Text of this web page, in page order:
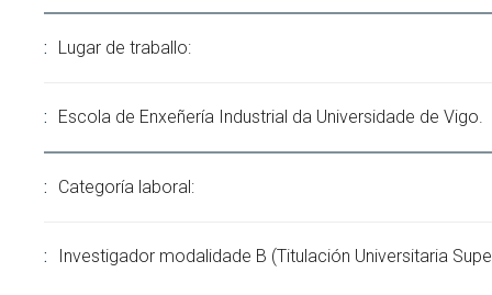
Lugar de traballo:
Escola de Enxeñería Industrial da Universidade de Vigo.
Categoría laboral:
Investigador modalidade B (Titulación Universitaria